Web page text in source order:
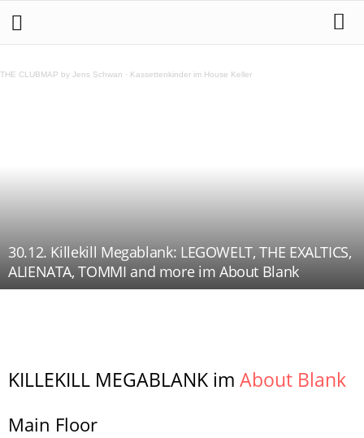
THE CLUBMAP by Jens Schwan · Kassettenkinder im House Keller
30.12. Killekill Megablank: LEGOWELT, THE EXALTICS,
ALIENATA, TOMMI and more im About Blank
KILLEKILL MEGABLANK im About Blank
Main Floor